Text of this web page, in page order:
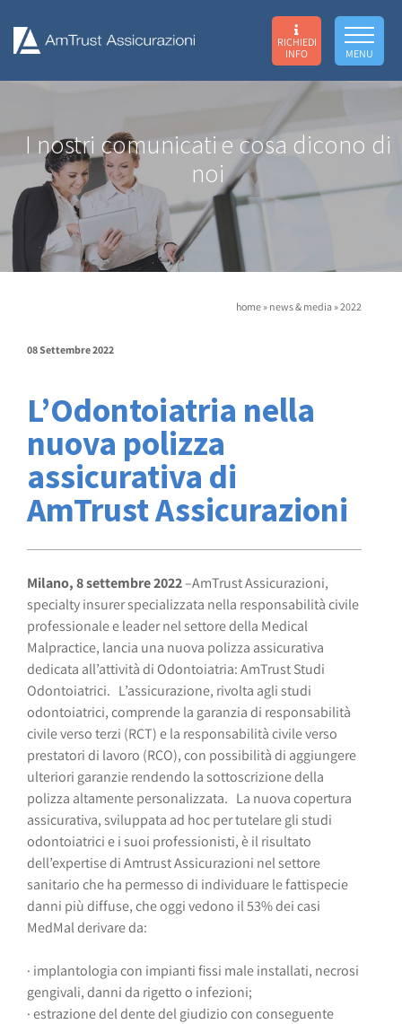
RICHIEDI
INFO
MENU
I nostri comunicatie cosa dicono di
noi
home » news & media »2022
08 Settembre 2022
L’Odontoiatria nella
nuova polizza
assicurativa di
AmTrust Assicurazioni
Milano, 8 settembre 2022–AmTrust Assicurazioni,
specialty insurer specializzata nella responsabilità civile
professionale e leader nel settore della Medical
Malpractice, lancia una nuova polizza assicurativa
dedicata all’attività di Odontoiatria: AmTrust Studi
Odontoiatrici. L’assicurazione, rivolta agli studi
odontoiatrici, comprende la garanzia di responsabilità
civile verso terzi (RCT) e la responsabilità civile verso
prestatori di lavoro (RCO), con possibilità di aggiungere
ulteriori garanzie rendendo la sottoscrizione della
polizza altamente personalizzata. La nuova copertura
assicurativa, sviluppata ad hoc per tutelare gli studi
odontoiatrici e i suoi professionisti, è il risultato
dell’expertise di Amtrust Assicurazioni nel settore
sanitario che ha permesso di individuare le fattispecie
danni più diffuse, che oggi vedono il 53% dei casi
MedMal derivare da:
· implantologia con impianti fissi male installati, necrosi
gengivali, danni da rigetto o infezioni;
· estrazione del dente del giudizio con conseguente